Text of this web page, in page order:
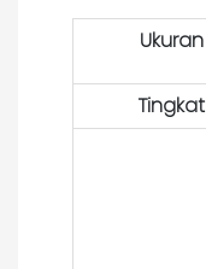
Ukuran
Tingkat